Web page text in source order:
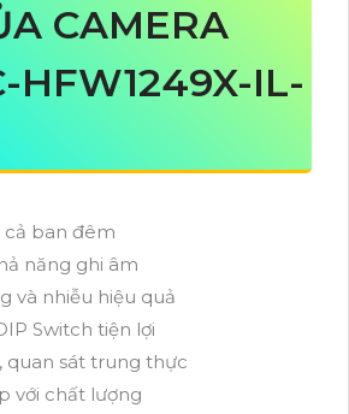
CAMERA
HFW1249X-IL-
ban đêm
năng ghi âm
và nhiễu hiệu quả
Switch tiện lợi
quan sát trung thực
với chất lượng